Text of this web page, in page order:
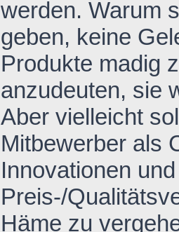
werden. Warum
geben, keine
Produkte madig
anzudeuten, sie
Aber vielleicht
Mitbewerber als
Innovationen
Preis-/
Häme zu